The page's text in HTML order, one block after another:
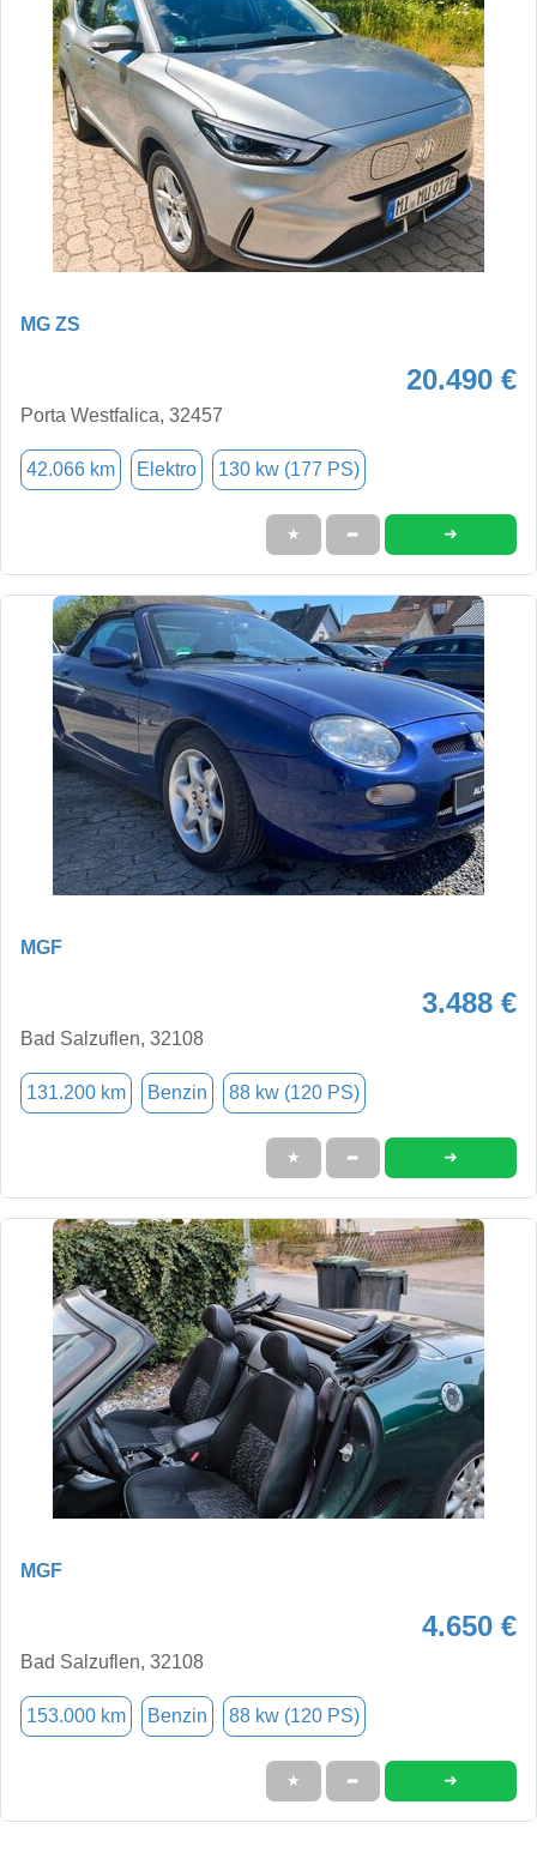
MG ZS
20.490 €
Porta Westfalica, 32457
42.066 km Elektro 130 kw (177 PS)
★ ➦ ➜
MGF
3.488 €
Bad Salzuflen, 32108
131.200 km Benzin 88 kw (120 PS)
★ ➦ ➜
MGF
4.650 €
Bad Salzuflen, 32108
153.000 km Benzin 88 kw (120 PS)
★ ➦ ➜